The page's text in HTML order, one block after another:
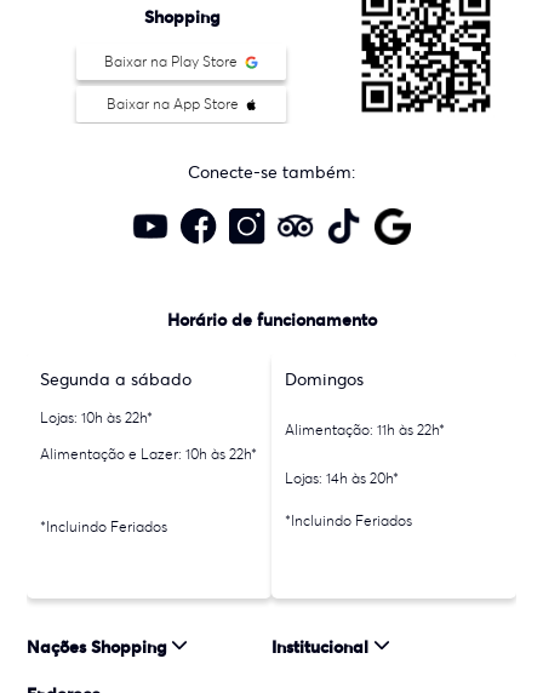
Shopping
Baixar na Play Store
Baixar na App Store
Conecte-se também:
Horário de funcionamento
Segunda a sábado
Lojas: 10h às 22h*
Alimentação e Lazer: 10h às 22h*
*Incluindo Feriados
Domingos
Alimentação: 11h às 22h*
Lojas: 14h às 20h*
*Incluindo Feriados
Nações Shopping Institucional